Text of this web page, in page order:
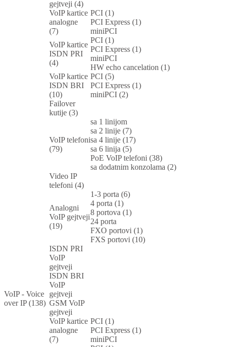
gejtveji (4)
VoIP kartice
analogne
(7)
PCI (1)
PCI Express (1)
miniPCI
VoIP kartice
ISDN PRI
(4)
PCI (1)
PCI Express (1)
miniPCI
HW echo cancelation (1)
VoIP kartice
ISDN BRI
(10)
PCI (5)
PCI Express (1)
miniPCI (2)
Failover
kutije (3)
VoIP - Voice
over IP (138)
VoIP telefoni
(79)
sa 1 linijom
sa 2 linije (7)
sa 4 linije (17)
sa 6 linija (5)
PoE VoIP telefoni (38)
sa dodatnim konzolama (2)
Video IP
telefoni (4)
Analogni
VoIP gejtveji
(19)
1-3 porta (6)
4 porta (1)
8 portova (1)
24 porta
FXO portovi (1)
FXS portovi (10)
ISDN PRI
VoIP
gejtveji
ISDN BRI
VoIP
gejtveji
GSM VoIP
gejtveji
VoIP kartice
analogne
(7)
PCI (1)
PCI Express (1)
miniPCI